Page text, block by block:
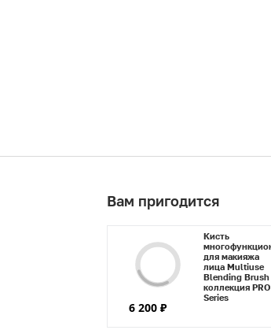
Вам пригодится
Кисть
для макияжа
лица Multiuse
Blending Brush
коллекция PRO
Series
6 200 ₽